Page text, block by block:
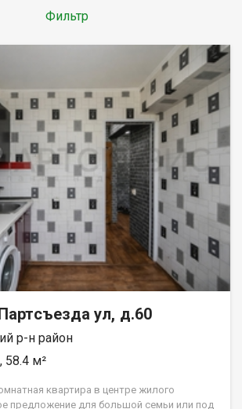
Фильтр
ул, д.60
р-н район
58.4 м²
квартира в центре жилого
предложение для большой семьи или под